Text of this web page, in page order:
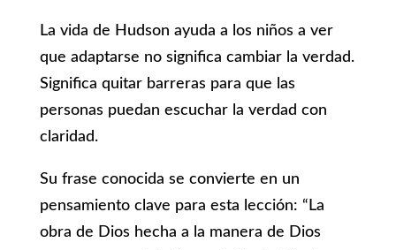
La vida de Hudson ayuda a los niños a ver
que adaptarse no significa cambiar la verdad.
Significa quitar barreras para que las
personas puedan escuchar la verdad con
claridad.
Su frase conocida se convierte en un
pensamiento clave para esta lección: “La
obra de Dios hecha a la manera de Dios